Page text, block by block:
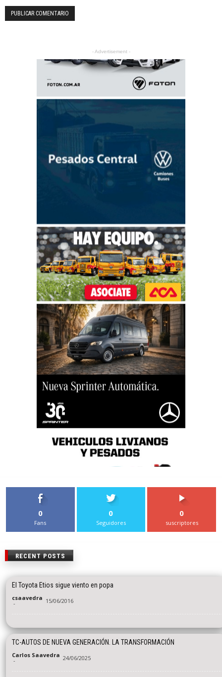
- Advertisement -
0
Fans
0
Seguidores
0
suscriptores
RECENT POSTS
El Toyota Etios sigue viento en popa
csaavedra
- 15/06/2016
TC-AUTOS DE NUEVA GENERACIÓN. LA TRANSFORMACIÓN
Carlos Saavedra
- 24/06/2025